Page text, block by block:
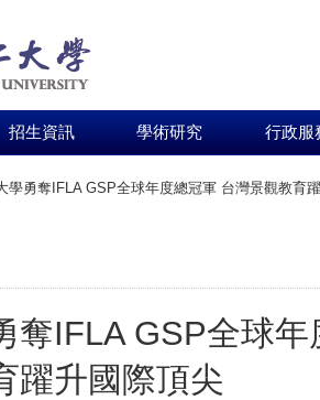
招生資訊 學術研究 行政服
學勇奪IFLA GSP全球年度總冠軍 台灣景觀教育
奪IFLA GSP全球
躍升國際頂尖